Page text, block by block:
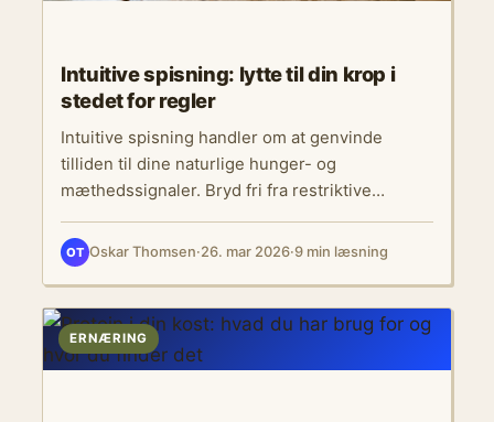
Intuitive spisning: lytte til din krop i
stedet for regler
Intuitive spisning handler om at genvinde
tilliden til dine naturlige hunger- og
mæthedssignaler. Bryd fri fra restriktive
OT Oskar Thomsen·26. mar 2026·9 min læsning
ERNÆRING